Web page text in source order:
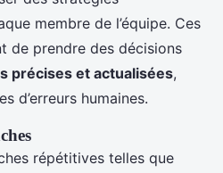
membre de l’équipe. Ces
de prendre des décisions
précises et actualisées,
d’erreurs humaines.
répétitives telles que